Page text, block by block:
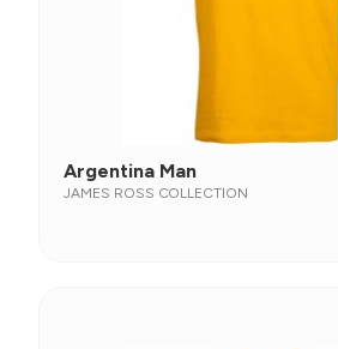
Argentina Man
JAMES ROSS COLLECTION